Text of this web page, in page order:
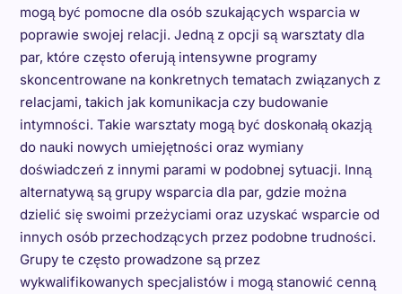
mogą być pomocne dla osób szukających wsparcia w
poprawie swojej relacji. Jedną z opcji są warsztaty dla
par, które często oferują intensywne programy
skoncentrowane na konkretnych tematach związanych z
relacjami, takich jak komunikacja czy budowanie
intymności. Takie warsztaty mogą być doskonałą okazją
do nauki nowych umiejętności oraz wymiany
doświadczeń z innymi parami w podobnej sytuacji. Inną
alternatywą są grupy wsparcia dla par, gdzie można
dzielić się swoimi przeżyciami oraz uzyskać wsparcie od
innych osób przechodzących przez podobne trudności.
Grupy te często prowadzone są przez
wykwalifikowanych specjalistów i mogą stanowić cenną